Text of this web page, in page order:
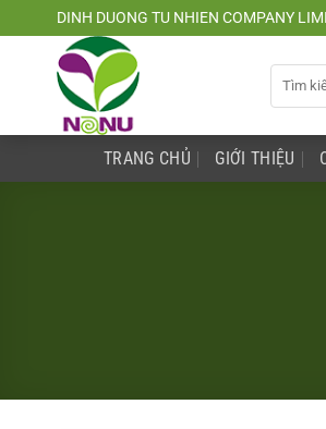
đến
DINH DUONG TU NHIEN COMPANY
kiếm:
TRANG CHỦ GIỚI THIỆU